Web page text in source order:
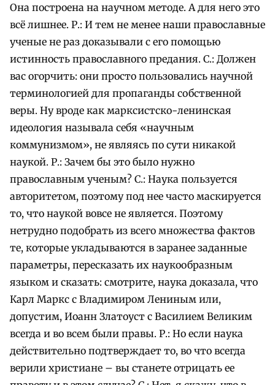
Она построена на научном методе. А для него это
всё лишнее. Р.: И тем не менее наши православные
ученые не раз доказывали с его помощью
истинность православного предания. С.: Должен
вас огорчить: они просто пользовались научной
терминологией для пропаганды собственной
веры. Ну вроде как марксистско-ленинская
идеология называла себя «научным
коммунизмом», не являясь по сути никакой
наукой. Р.: Зачем бы это было нужно
православным ученым? С.: Наука пользуется
авторитетом, поэтому под нее часто маскируется
то, что наукой вовсе не является. Поэтому
нетрудно подобрать из всего множества фактов
те, которые укладываются в заранее заданные
параметры, пересказать их наукообразным
языком и сказать: смотрите, наука доказала, что
Карл Маркс с Владимиром Лениным или,
допустим, Иоанн Златоуст с Василием Великим
всегда и во всем были правы. Р.: Но если наука
действительно подтверждает то, во что всегда
верили христиане – вы станете отрицать ее